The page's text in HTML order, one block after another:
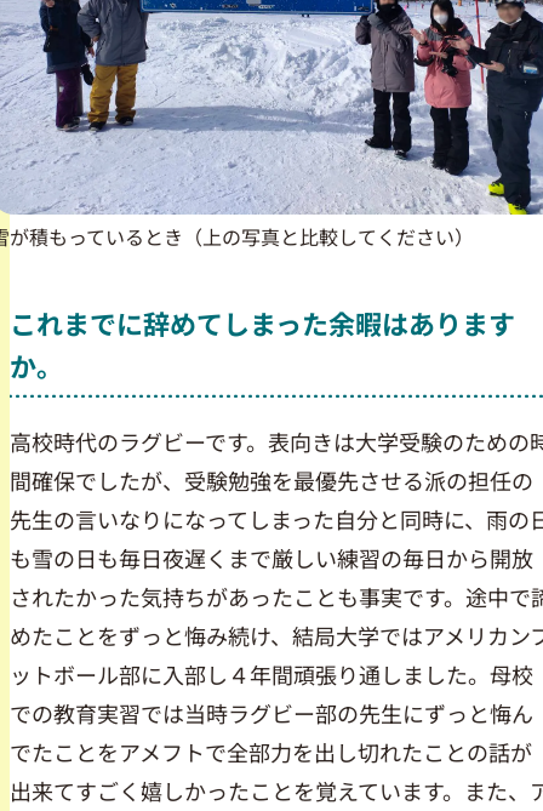
が積もっているとき（上の写真と比較してください）
これまでに辞めてしまった余暇はあります
か。
高校時代のラグビーです。表向きは大学受験のための
間確保でしたが、受験勉強を最優先させる派の担任の
先生の言いなりになってしまった自分と同時に、雨の
も雪の日も毎日夜遅くまで厳しい練習の毎日から開放
されたかった気持ちがあったことも事実です。途中で
めたことをずっと悔み続け、結局大学ではアメリカン
ットボール部に入部し４年間頑張り通しました。母校
での教育実習では当時ラグビー部の先生にずっと悔ん
でたことをアメフトで全部力を出し切れたことの話が
出来てすごく嬉しかったことを覚えています。また、